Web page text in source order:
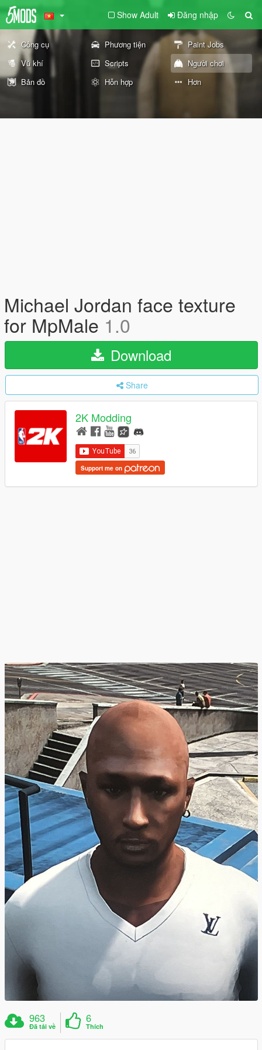
Show Adult Đăng nhập
Công cụ Phương tiện
Paint Jobs
Vũ khí
Scripts
Người chơi
Bản đồ
Hỗn hợp Hơn
Michael Jordan face texture
for MpMale 1.0
Download
Share
2K Modding
Support me on
963
Đã tải về
6
Thích